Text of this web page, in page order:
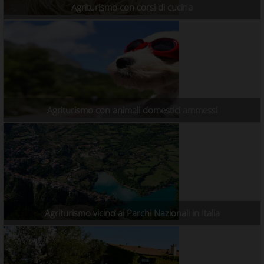
Agriturismo con corsi di cucina
Agriturismo con animali domestici ammessi
Agriturismo vicino ai Parchi Nazionali in Italia